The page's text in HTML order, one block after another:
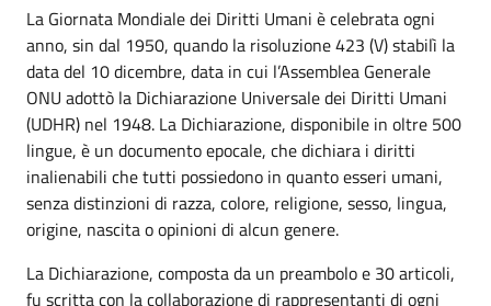
La Giornata Mondiale dei Diritti Umani è celebrata ogni
anno, sin dal 1950, quando la risoluzione 423 (V) stabilì la
data del 10 dicembre, data in cui l’Assemblea Generale
ONU adottò la Dichiarazione Universale dei Diritti Umani
(UDHR) nel 1948. La Dichiarazione, disponibile in oltre 500
lingue, è un documento epocale, che dichiara i diritti
inalienabili che tutti possiedono in quanto esseri umani,
senza distinzioni di razza, colore, religione, sesso, lingua,
origine, nascita o opinioni di alcun genere.
La Dichiarazione, composta da un preambolo e 30 articoli,
fu scritta con la collaborazione di rappresentanti di ogni